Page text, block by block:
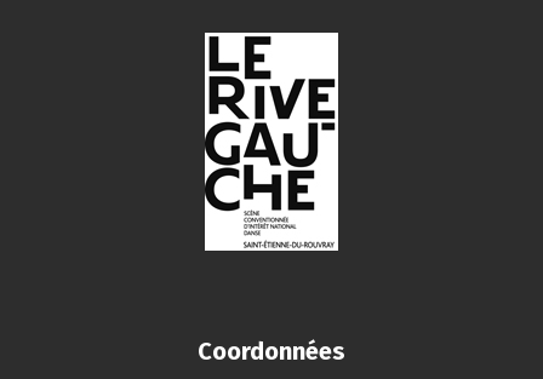
Coordonnées